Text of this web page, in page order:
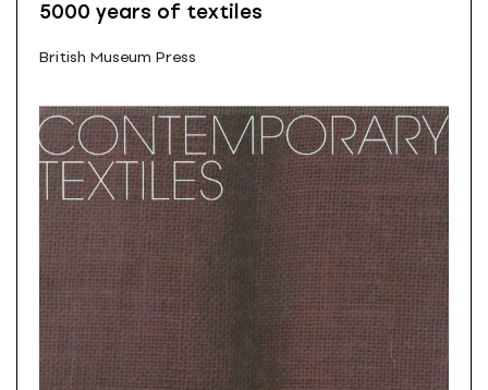
5000 years of textiles
British Museum Press